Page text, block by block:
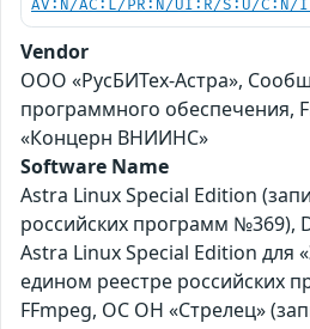
AV:N/AC:L/PR:N/UI:R/S:U/C:N/
Vendor
ООО «РусБИТех-Астра»,
программного обеспечения,
«Концерн ВНИИНС»
Software Name
Astra Linux Special Edition
российских программ №369),
Astra Linux Special Edition для
едином реестре российских
FFmpeg, ОС ОН «Стрелец»